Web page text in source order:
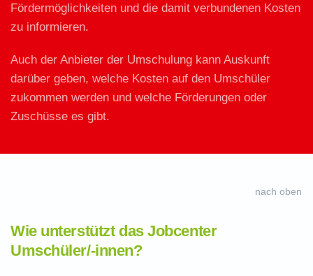
Fördermöglichkeiten und die damit verbundenen Kosten
zu informieren.
Auch der Anbieter der Umschulung kann Auskunft
darüber geben, welche Kosten auf den Umschüler
zukommen werden und welche Förderungen oder
Zuschüsse es gibt.
nach oben
Wie unterstützt das Jobcenter
Umschüler/-innen?